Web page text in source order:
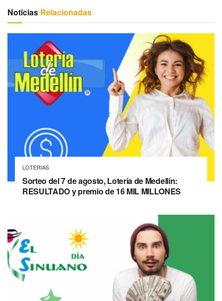
Noticias Relacionadas
LOTERIAS
Sorteo del 7 de agosto, Lotería de Medellín:
RESULTADO y premio de 16 MIL MILLONES